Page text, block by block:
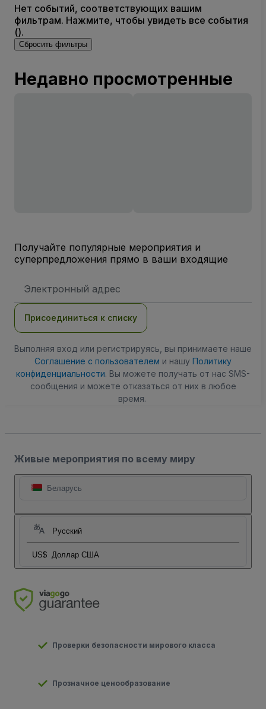
Нет событий, соответствующих вашим
фильтрам. Нажмите, чтобы увидеть все события
().
Сбросить фильтры
Недавно просмотренные
Получайте популярные мероприятия и
суперпредложения прямо в ваши входящие
электронной
Присоединиться к списку
Выполняя вход или регистрируясь, вы принимаете наше
Соглашение с пользователем и нашу Политику
конфиденциальности. Вы можете получать от нас SMS-
сообщения и можете отказаться от них в любое
время.
Живые мероприятия по всему миру
Беларусь
Русский
US$ Доллар США
Проверки безопасности мирового класса
Прозначное ценообразование